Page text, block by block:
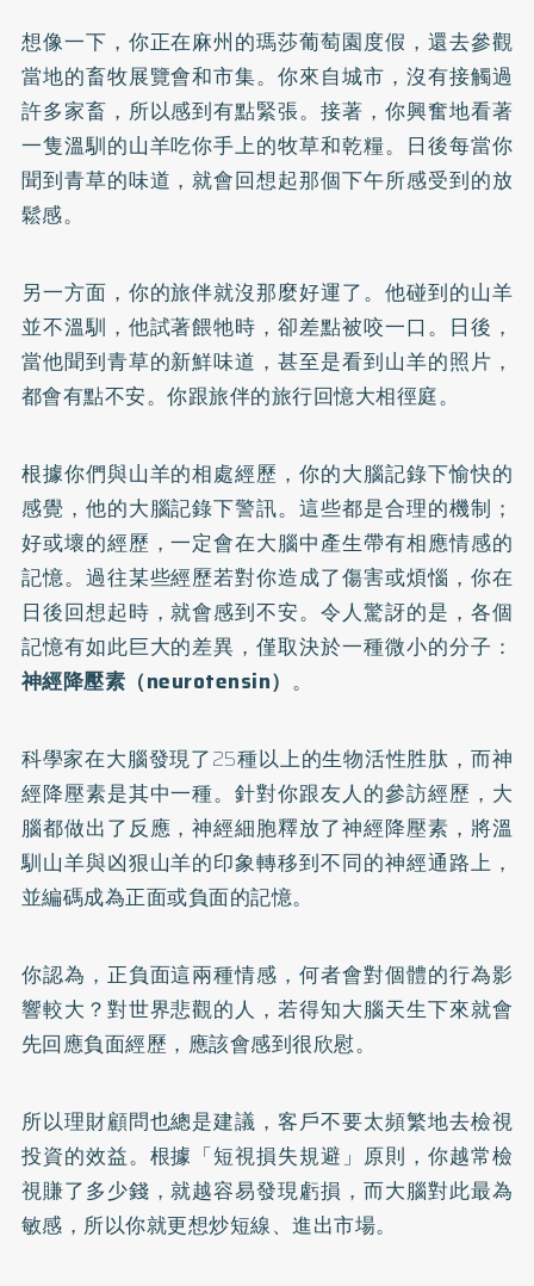
想像一下，你正在麻州的瑪莎葡萄園度假，還去參觀
當地的畜牧展覽會和市集。你來自城市，沒有接觸過
許多家畜，所以感到有點緊張。接著，你興奮地看著
一隻溫馴的山羊吃你手上的牧草和乾糧。日後每當你
聞到青草的味道，就會回想起那個下午所感受到的放
鬆感。
另一方面，你的旅伴就沒那麼好運了。他碰到的山羊
並不溫馴，他試著餵牠時，卻差點被咬一口。日後，
當他聞到青草的新鮮味道，甚至是看到山羊的照片，
都會有點不安。你跟旅伴的旅行回憶大相徑庭。
根據你們與山羊的相處經歷，你的大腦記錄下愉快的
感覺，他的大腦記錄下警訊。這些都是合理的機制；
好或壞的經歷，一定會在大腦中產生帶有相應情感的
記憶。過往某些經歷若對你造成了傷害或煩惱，你在
日後回想起時，就會感到不安。令人驚訝的是，各個
記憶有如此巨大的差異，僅取決於一種微小的分子：
神經降壓素（neurotensin） 。
科學家在大腦發現了25種以上的生物活性胜肽，而神
經降壓素是其中一種。針對你跟友人的參訪經歷，大
腦都做出了反應，神經細胞釋放了神經降壓素，將溫
馴山羊與凶狠山羊的印象轉移到不同的神經通路上，
並編碼成為正面或負面的記憶。
你認為，正負面這兩種情感，何者會對個體的行為影
響較大？對世界悲觀的人，若得知大腦天生下來就會
先回應負面經歷，應該會感到很欣慰。
所以理財顧問也總是建議，客戶不要太頻繁地去檢視
投資的效益。根據「短視損失規避」原則，你越常檢
視賺了多少錢，就越容易發現虧損，而大腦對此最為
敏感，所以你就更想炒短線、進出市場。